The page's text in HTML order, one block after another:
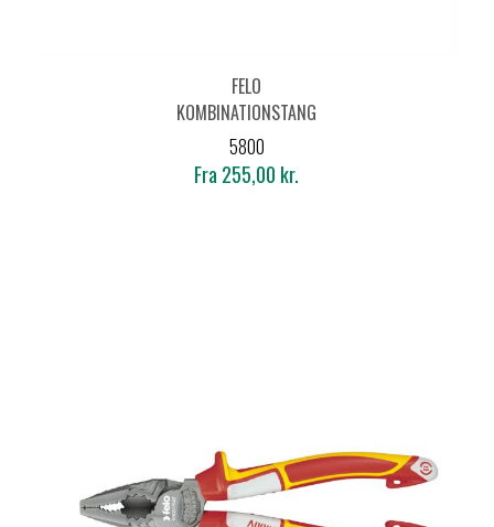
FELO
KOMBINATIONSTANG
VDE 580
5800
Fra 255,00 kr.